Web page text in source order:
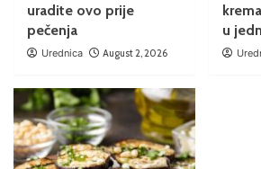
uradite ovo prije
pečenja
Urednica August 2, 2026
u